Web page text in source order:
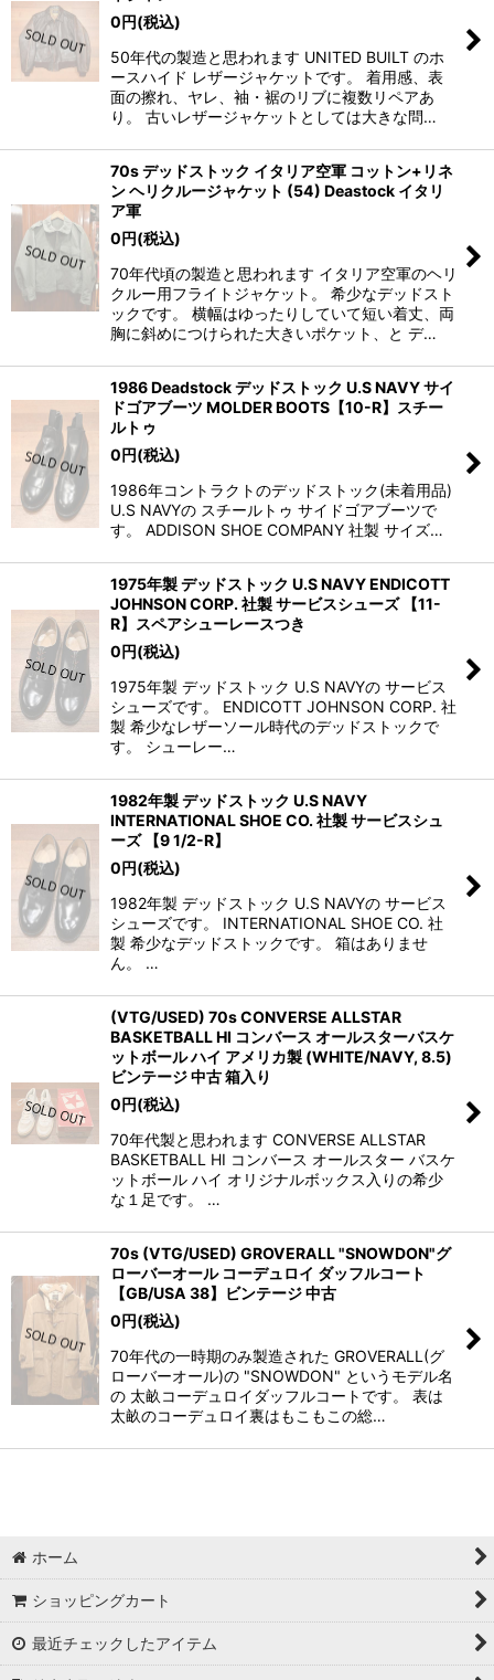
0円(税込)
50年代の製造と思われます UNITED BUILT のホ
ースハイド レザージャケットです。 着用感、表
面の擦れ、ヤレ、袖・裾のリブに複数リペアあ
り。 古いレザージャケットとしては大きな問…
70s デッドストック イタリア空軍 コットン+リネ
ン ヘリクルージャケット (54) Deastock イタリ
ア軍
0円(税込)
70年代頃の製造と思われます イタリア空軍のヘリ
クルー用フライトジャケット。 希少なデッドスト
ックです。 横幅はゆったりしていて短い着丈、両
胸に斜めにつけられた大きいポケット、と デ…
1986 Deadstock デッドストック U.S NAVY サイ
ドゴアブーツ MOLDER BOOTS【10-R】スチー
ルトゥ
0円(税込)
1986年コントラクトのデッドストック(未着用品)
U.S NAVYの スチールトゥ サイドゴアブーツで
す。 ADDISON SHOE COMPANY 社製 サイズ…
1975年製 デッドストック U.S NAVY ENDICOTT
JOHNSON CORP. 社製 サービスシューズ 【11-
R】スペアシューレースつき
0円(税込)
1975年製 デッドストック U.S NAVYの サービス
シューズです。 ENDICOTT JOHNSON CORP. 社
製 希少なレザーソール時代のデッドストックで
す。 シューレー…
1982年製 デッドストック U.S NAVY
INTERNATIONAL SHOE CO. 社製 サービスシュ
ーズ 【9 1/2-R】
0円(税込)
1982年製 デッドストック U.S NAVYの サービス
シューズです。 INTERNATIONAL SHOE CO. 社
製 希少なデッドストックです。 箱はありませ
ん。 …
(VTG/USED) 70s CONVERSE ALLSTAR
BASKETBALL HI コンバース オールスターバスケ
ットボール ハイ アメリカ製 (WHITE/NAVY, 8.5)
ビンテージ 中古 箱入り
0円(税込)
70年代製と思われます CONVERSE ALLSTAR
BASKETBALL HI コンバース オールスター バスケ
ットボール ハイ オリジナルボックス入りの希少
な１足です。 …
70s (VTG/USED) GROVERALL "SNOWDON"グ
ローバーオール コーデュロイ ダッフルコート
【GB/USA 38】ビンテージ 中古
0円(税込)
70年代の一時期のみ製造された GROVERALL(グ
ローバーオール)の "SNOWDON" というモデル名
の 太畝コーデュロイダッフルコートです。 表は
太畝のコーデュロイ裏はもこもこの総…
ホーム
ショッピングカート
最近チェックしたアイテム